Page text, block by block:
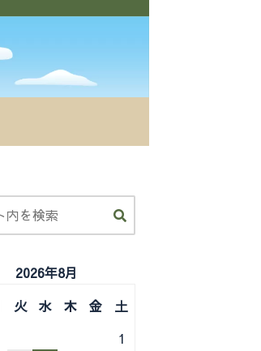
2026年8月
火 水 木 金
土
1